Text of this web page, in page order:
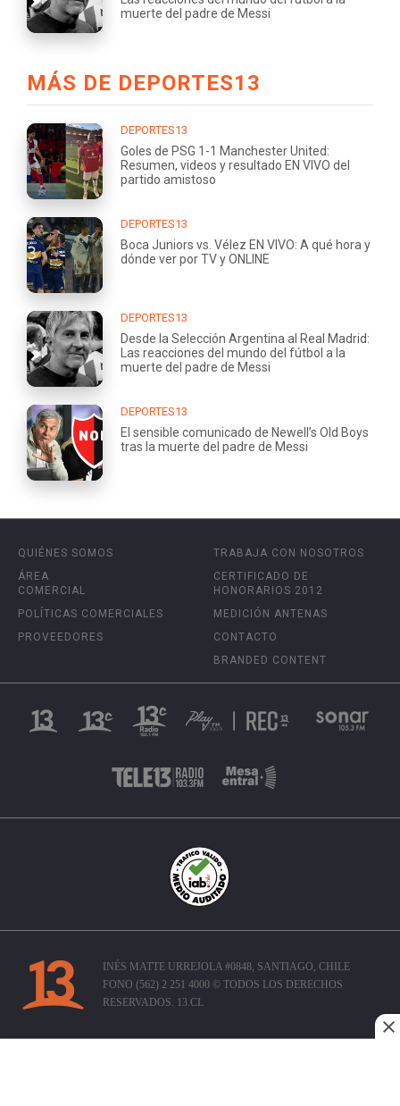
muerte del padre de Messi
MÁS DE DEPORTES13
DEPORTES13
Goles de PSG 1-1 Manchester United:
Resumen, videos y resultado EN VIVO del
partido amistoso
DEPORTES13
Boca Juniors vs. Vélez EN VIVO: A qué hora y
dónde ver por TV y ONLINE
DEPORTES13
Desde la Selección Argentina al Real Madrid:
Las reacciones del mundo del fútbol a la
muerte del padre de Messi
DEPORTES13
El sensible comunicado de Newell’s Old Boys
tras la muerte del padre de Messi
QUIÉNES SOMOS
ÁREA
COMERCIAL
POLÍTICAS COMERCIALES
PROVEEDORES
TRABAJA CON NOSOTROS
CERTIFICADO DE
HONORARIOS 2012
MEDICIÓN ANTENAS
CONTACTO
BRANDED CONTENT
INÉS MATTE URREJOLA #0848, SANTIAGO, CHILE
FONO (562) 2 251 4000 © TODOS LOS DERECHOS
RESERVADOS. 13.CL